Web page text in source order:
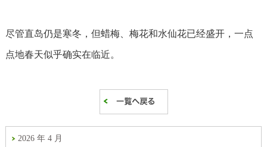
尽管直岛仍是寒冬，但蜡梅、梅花和水仙花已经盛开，一点
点地春天似乎确实在临近。
2026 年 4 月